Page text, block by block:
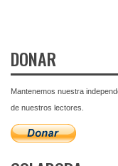
DONAR
Mantenemos nuestra
de nuestros lectores.